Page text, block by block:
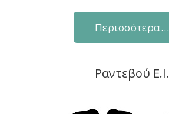
Περισσότερα…
Ραντεβού Ε.Ι.